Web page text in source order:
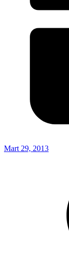
Mart 29, 2013